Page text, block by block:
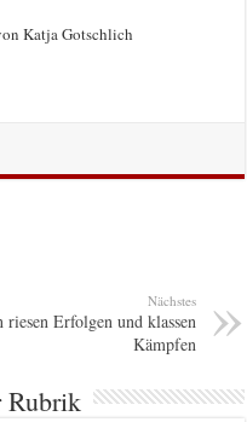
Katja Gotschlich
Nächstes
riesen Erfolgen und klassen
Kämpfen
Rubrik